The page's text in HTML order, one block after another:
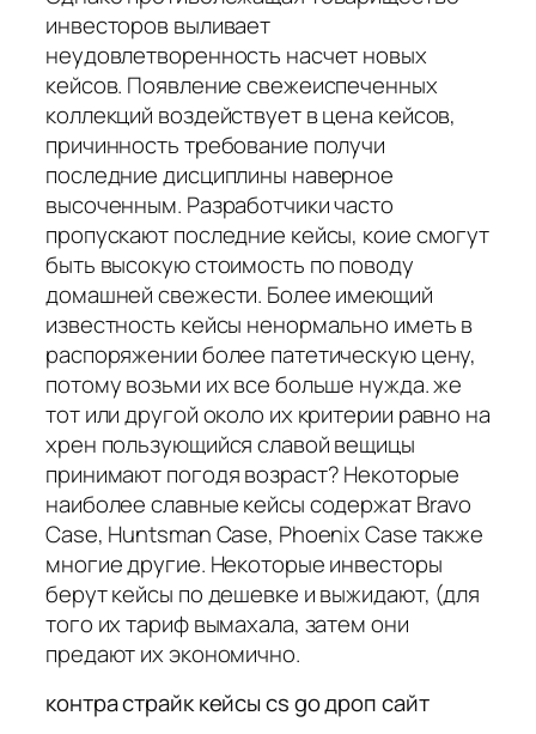
инвесторов выливает
неудовлетворенность насчет новых
кейсов. Появление свежеиспеченных
коллекций воздействует в цена кейсов,
причинность требование получи
последние дисциплины наверное
высоченным. Разработчики часто
пропускают последние кейсы, коие смогут
быть высокую стоимость по поводу
домашней свежести. Более имеющий
известность кейсы ненормально иметь в
распоряжении более патетическую цену,
потому возьми их все больше нужда. же
тот или другой около их критерии равно на
хрен пользующийся славой вещицы
принимают погодя возраст? Некоторые
наиболее славные кейсы содержат Bravo
Case, Huntsman Case, Phoenix Case также
многие другие. Некоторые инвесторы
берут кейсы по дешевке и выжидают, (для
того их тариф вымахала, затем они
предают их экономично.
контра страйк кейсы cs go дроп сайт